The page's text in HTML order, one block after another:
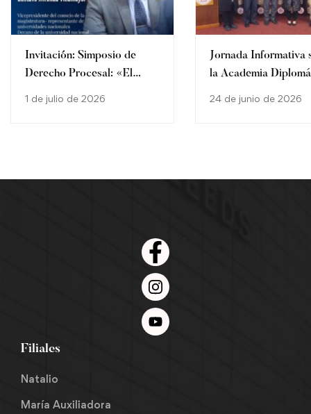
Invitación: Simposio de
Derecho Procesal: «El
1 de julio de 2026
Jornada Informativa
la Academia
24 de junio de 2026
Filiales
Natalio
María Auxiliadora